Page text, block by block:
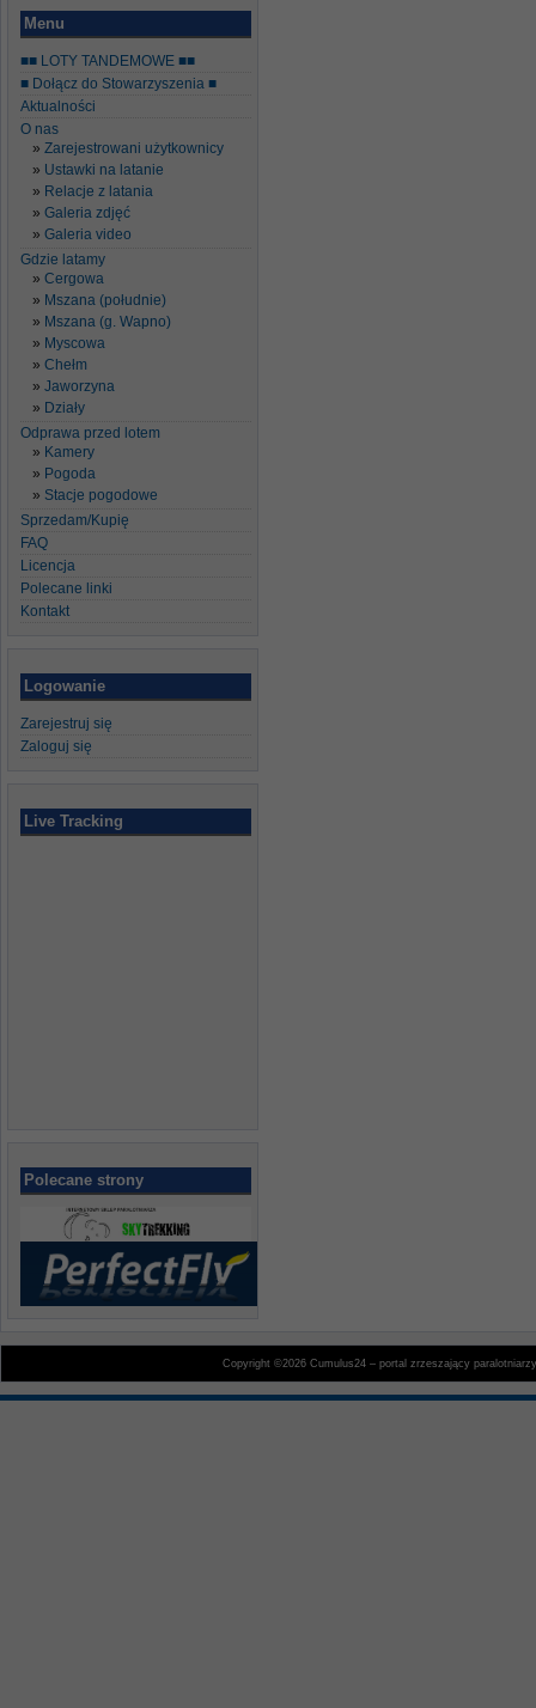
Menu
■■ LOTY TANDEMOWE ■■
■ Dołącz do Stowarzyszenia ■
Aktualności
O nas
Zarejestrowani użytkownicy
Ustawki na latanie
Relacje z latania
Galeria zdjęć
Galeria video
Gdzie latamy
Cergowa
Mszana (południe)
Mszana (g. Wapno)
Myscowa
Chełm
Jaworzyna
Działy
Odprawa przed lotem
Kamery
Pogoda
Stacje pogodowe
Sprzedam/Kupię
FAQ
Licencja
Polecane linki
Kontakt
Logowanie
Zarejestruj się
Zaloguj się
Live Tracking
Polecane strony
Copyright ©2026 Cumulus24 – portal zrzeszający